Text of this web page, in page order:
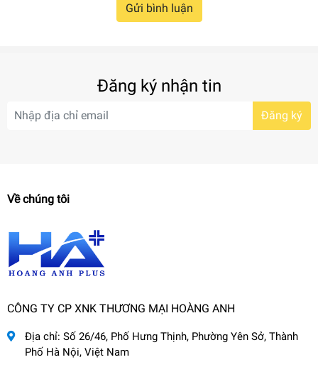
Gửi bình luận
Đăng ký nhận tin
Đăng ký
Về chúng tôi
CÔNG TY CP XNK THƯƠNG MẠI HOÀNG ANH
Địa chỉ: Số 26/46, Phố Hưng Thịnh, Phường Yên Sở, Thành
Phố Hà Nội, Việt Nam